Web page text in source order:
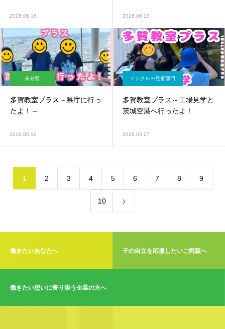
2026.06.16 2026.06.13
未分類
多賀教室プラス～県庁に行っ
たよ！～
2026.06.10
インクルー児童部門
多賀教室プラス～工場見学と
茨城空港へ行ったよ！
2026.05.27
1 2 3 4 5 6 7 8 9
10
働きたいあなたへ 子の自立を応援したいご両親へ
働きたい想いに寄り添う企業の方へ